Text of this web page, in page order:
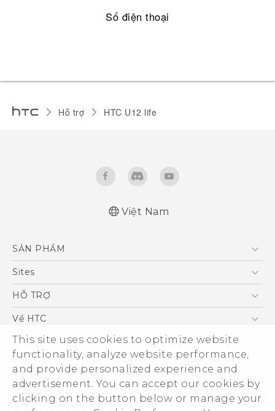
This site uses cookies to optimize website
functionality, analyze website performance,
and provide personalized experience and
advertisement. You can accept our cookies by
clicking on the button below or manage your
Số điện thoại
Hỗ trợ HTC U12 life‎
Việt Nam
SẢN PHẨM
5G
Điện Thoại Thông Minh
VIVE
Sites
HTC Dev
HỖ TRỢ
Trung tâm hỗ trợ
Hỗ trợ bảo hành HTC
Về HTC
ESG
Nhà đầu tư
Làm việc tại HTC
Chính sách bảo mật
© 2011-2026 HTC Corporation